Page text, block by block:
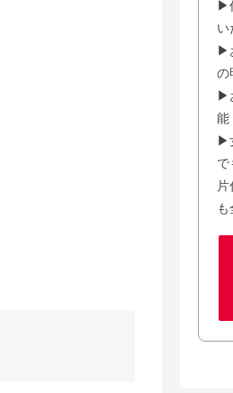
▶
い
▶
の
▶
能
▶
で
も